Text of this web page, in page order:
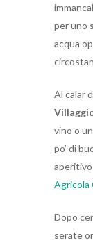
per uno
acqua
Al calar
vino o
po’ di
aperitivo
Agricola
Dopo
serate